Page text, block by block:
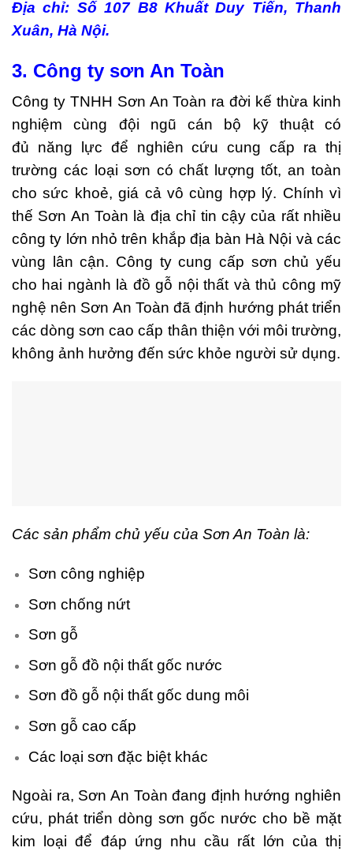
Địa chỉ: Số 107 B8 Khuất Duy Tiến, Thanh
Xuân, Hà Nội.
3. Công ty sơn An Toàn
Công ty TNHH Sơn An Toàn ra đời kế thừa kinh
nghiệm cùng đội ngũ cán bộ kỹ thuật có
đủ năng lực để nghiên cứu cung cấp ra thị
trường các loại sơn có chất lượng tốt, an toàn
cho sức khoẻ, giá cả vô cùng hợp lý. Chính vì
thế Sơn An Toàn là địa chỉ tin cậy của rất nhiều
công ty lớn nhỏ trên khắp địa bàn Hà Nội và các
vùng lân cận. Công ty cung cấp sơn chủ yếu
cho hai ngành là đồ gỗ nội thất và thủ công mỹ
nghệ nên Sơn An Toàn đã định hướng phát triển
các dòng sơn cao cấp thân thiện với môi trường,
không ảnh hưởng đến sức khỏe người sử dụng.
Các sản phẩm chủ yếu của Sơn An Toàn là:
Sơn công nghiệp
Sơn chống nứt
Sơn gỗ
Sơn gỗ đồ nội thất gốc nước
Sơn đồ gỗ nội thất gốc dung môi
Sơn gỗ cao cấp
Các loại sơn đặc biệt khác
Ngoài ra, Sơn An Toàn đang định hướng nghiên
cứu, phát triển dòng sơn gốc nước cho bề mặt
kim loại để đáp ứng nhu cầu rất lớn của thị